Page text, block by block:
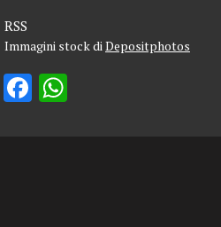
RSS
Immagini stock diDepositphotos